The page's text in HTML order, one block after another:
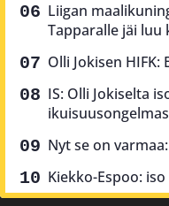
Liigan
Tapparalle jäi luu
Olli Jokisen HIFK:
IS: Olli Jokiselta
Nyt se on
Kiekko-Espoo: